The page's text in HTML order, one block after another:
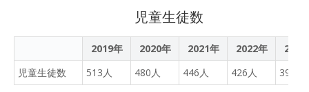
をすることができました。
令和１５年頃、復旧される
ようです！！！！ 菱潟全海
堂は、子どもたちが一番楽
しみにしていたところで
す。水害に悩む村人のため
児童生徒数
2019年 2020年 2021年 2022年
2023
児童生徒数
513人 480人 446人 426人 398人